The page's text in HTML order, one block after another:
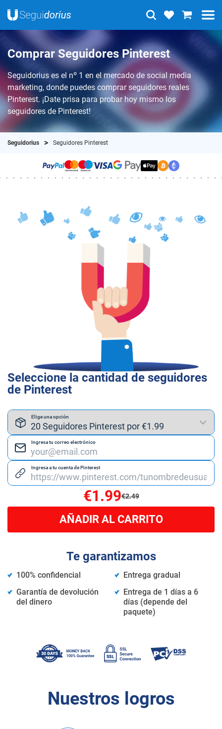
Comprar Seguidores Pinterest
Seguidorius es el nº 1 en el mercado de social media
marketing, donde puedes comprar seguidores reales
Pinterest. ¡Date prisa para probar hoy mismo los
seguidores de Pinterest!
Seguidorius Seguidores Pinterest
Seleccione la cantidad de seguidores
de Pinterest
Elige una opción
Ingresa tu correo electrónico
Ingresa a tu cuenta de Pinterest
AÑADIR AL CARRITO
€1.99€2.49
Te garantizamos
100% confidencial
Entrega gradual
Garantía de devolución
del dinero
Entrega de 1 días a 6
días (depende del
paquete)
Nuestros logros